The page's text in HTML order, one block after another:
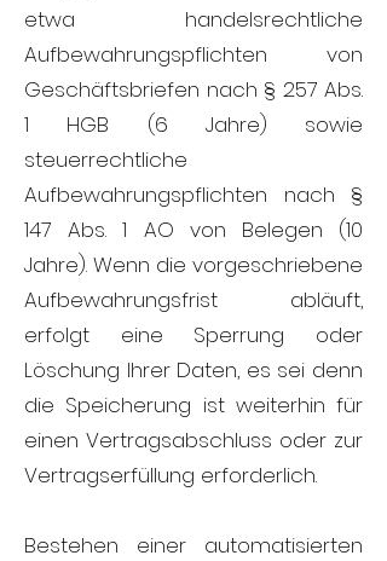
etwa handelsrechtliche
Aufbewahrungspflichten von
Geschäftsbriefen nach § 257 Abs.
1 HGB (6 Jahre) sowie
steuerrechtliche
Aufbewahrungspflichten nach §
147 Abs. 1 AO von Belegen (10
Jahre). Wenn die vorgeschriebene
Aufbewahrungsfrist abläuft,
erfolgt eine Sperrung oder
Löschung Ihrer Daten, es sei denn
die Speicherung ist weiterhin für
einen Vertragsabschluss oder zur
Vertragserfüllung erforderlich.
Bestehen einer automatisierten